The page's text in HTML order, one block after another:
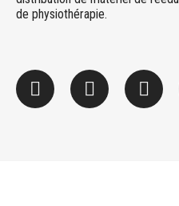
de physiothérapie.